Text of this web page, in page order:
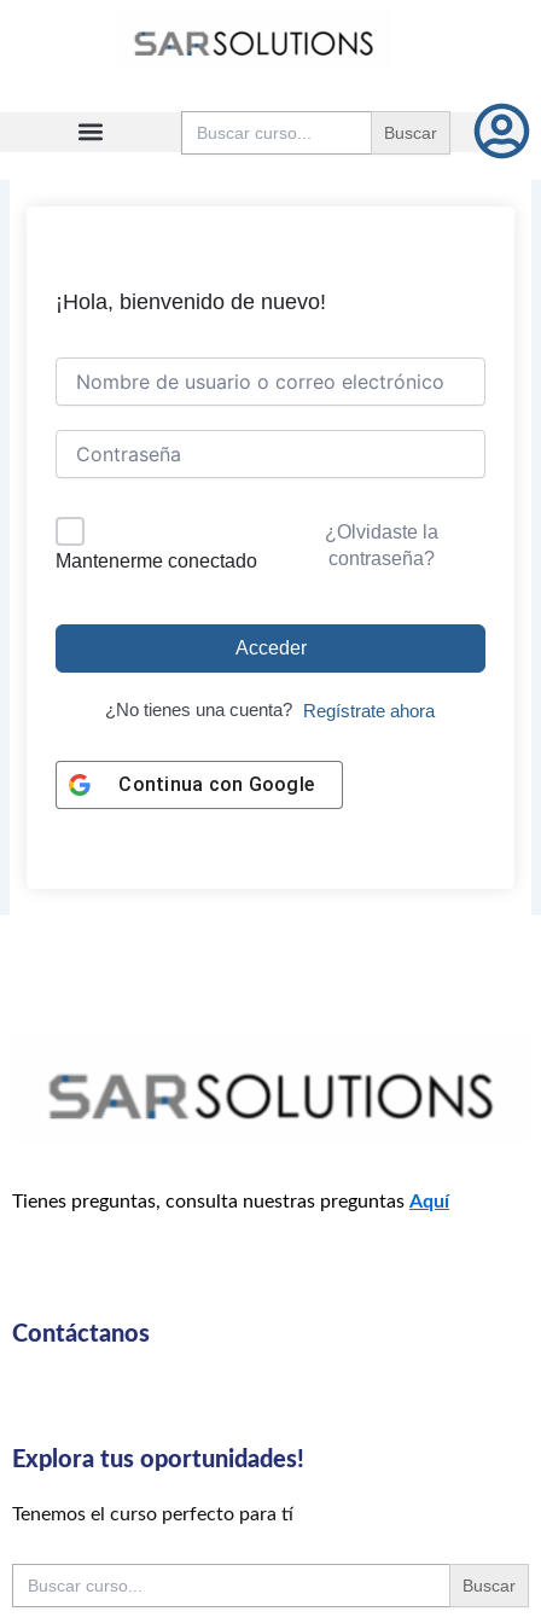
Buscar:
¡Hola, bienvenido de nuevo!
Mantenerme conectado
¿Olvidaste la
contraseña?
Acceder
¿No tienes una cuenta? Regístrate ahora
Continua con Google
Tienes preguntas, consulta nuestras preguntas Aquí
Contáctanos
Explora tus oportunidades!
Tenemos el curso perfecto para tí
Buscar: